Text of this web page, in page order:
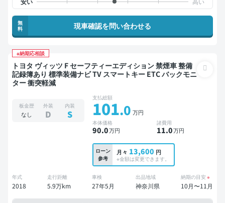
無
料
現車確認を問い合わせる
※納期応相談
トヨタ ヴィッツ F セーフティーエディション 禁煙車 整備
記録簿あり 標準装備ナビ TV スマートキー ETC バックモニ
ター 衝突軽減
板金歴
なし
外装
D
内装
S
支払総額
101.0 万円
本体価格
90.0万円
諸費用
11.0万円
ローン
参考
月々 13,600 円
※金額は変更できます。
年式
2018
走行距離
5.9万km
車検
27年5月
出品地域
神奈川県
納期の目安 ※
10月〜11月